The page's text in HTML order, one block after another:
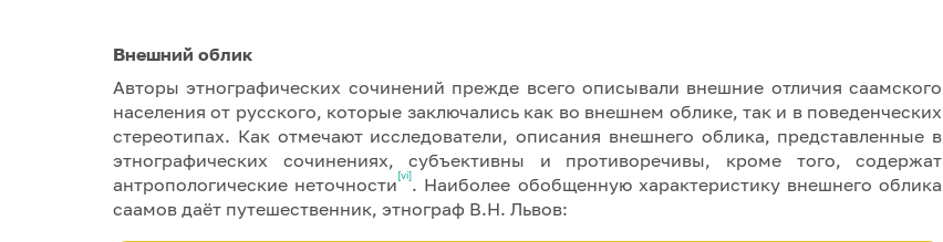
Внешний облик
Авторы этнографических сочинений прежде всего описывали внешние отличия саамского
населения от русского, которые заключались как во внешнем облике, так и в поведенческих
стереотипах. Как отмечают исследователи, описания внешнего облика, представленные в
этнографических сочинениях, субъективны и противоречивы, кроме того, содержат
антропологические неточности[vi]. Наиболее обобщенную характеристику внешнего облика
саамов даёт путешественник, этнограф В.Н. Львов: